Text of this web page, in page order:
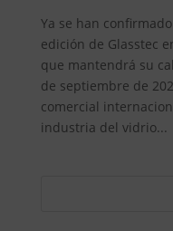
Ya se han
edición de Glasstec
que mantendrá su
de septiembre de
comercial
industria del vidrio...